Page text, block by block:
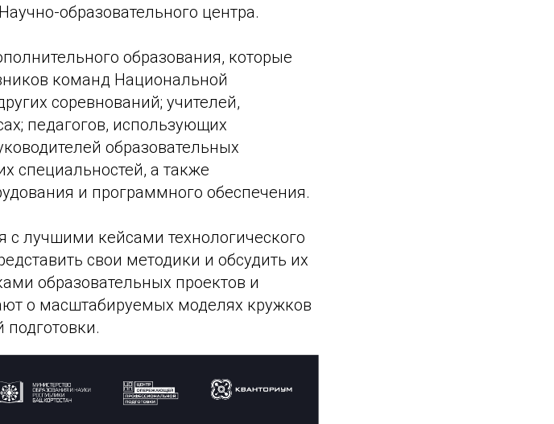
образовательного центра.
образования, которые
команд Национальной
соревнований; учителей,
педагогов, использующих
образовательных
специальностей, а также
и программного обеспечения.
лучшими кейсами технологического
свои методики и обсудить их
образовательных проектов и
о масштабируемых моделях кружков